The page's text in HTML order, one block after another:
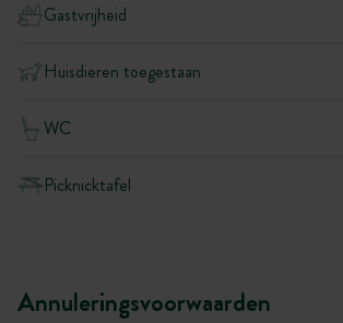
Gastvrijheid
Huisdieren toegestaan
WC
Picknicktafel
Annuleringsvoorwaarden